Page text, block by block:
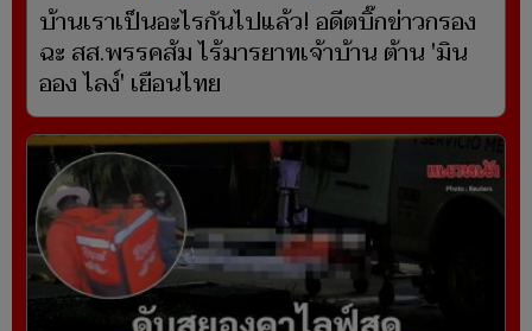
บ้านเราเป็นอะไรกันไปแล้ว! อดีตบิ๊กข่าวกรอง
ฉะ สส.พรรคส้ม ไร้มารยาทเจ้าบ้าน ต้าน 'มิน
ออง ไลง์' เยือนไทย